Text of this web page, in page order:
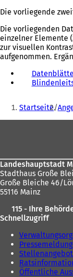
Die vorliegende
Die vorliegenden
einzelner Elemente
zur visuellen
aufgenommen.
Sie
befinden
Startseite
Landeshauptstadt
Stadthaus Große
Große Bleiche 46/
55116 Mainz
115 - Ihre
Schnellzugriff
Öffentliche